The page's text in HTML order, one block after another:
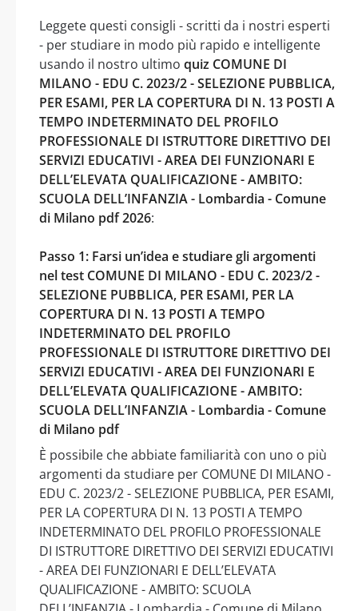
Leggete questi consigli - scritti da i nostri esperti
- per studiare in modo più rapido e intelligente
usando il nostro ultimo quiz COMUNE DI
MILANO - EDU C. 2023/2 - SELEZIONE PUBBLICA,
PER ESAMI, PER LA COPERTURA DI N. 13 POSTI A
TEMPO INDETERMINATO DEL PROFILO
PROFESSIONALE DI ISTRUTTORE DIRETTIVO DEI
SERVIZI EDUCATIVI - AREA DEI FUNZIONARI E
DELL’ELEVATA QUALIFICAZIONE - AMBITO:
SCUOLA DELL’INFANZIA - Lombardia - Comune
di Milano pdf 2026:
Passo 1: Farsi un’idea e studiare gli argomenti
nel test COMUNE DI MILANO - EDU C. 2023/2 -
SELEZIONE PUBBLICA, PER ESAMI, PER LA
COPERTURA DI N. 13 POSTI A TEMPO
INDETERMINATO DEL PROFILO
PROFESSIONALE DI ISTRUTTORE DIRETTIVO DEI
SERVIZI EDUCATIVI - AREA DEI FUNZIONARI E
DELL’ELEVATA QUALIFICAZIONE - AMBITO:
SCUOLA DELL’INFANZIA - Lombardia - Comune
di Milano pdf
È possibile che abbiate familiarità con uno o più
argomenti da studiare per COMUNE DI MILANO -
EDU C. 2023/2 - SELEZIONE PUBBLICA, PER ESAMI,
PER LA COPERTURA DI N. 13 POSTI A TEMPO
INDETERMINATO DEL PROFILO PROFESSIONALE
DI ISTRUTTORE DIRETTIVO DEI SERVIZI EDUCATIVI
- AREA DEI FUNZIONARI E DELL’ELEVATA
QUALIFICAZIONE - AMBITO: SCUOLA